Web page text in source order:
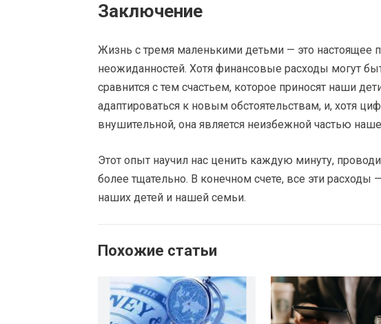
Заключение
Жизнь с тремя маленькими детьми — это настоящее
неожиданностей. Хотя финансовые расходы могут
сравнится с тем счастьем, которое приносят наши
адаптироваться к новым обстоятельствам, и, хотя
внушительной, она является неизбежной частью
Этот опыт научил нас ценить каждую минуту,
более тщательно. В конечном счете, все эти расходы
наших детей и нашей семьи.
Похожие статьи